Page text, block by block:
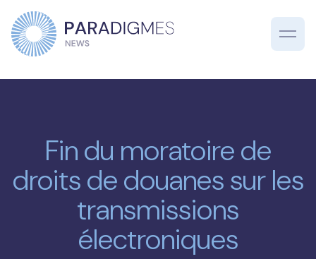
Fin du moratoire de
droits de douanes sur les
transmissions
électroniques